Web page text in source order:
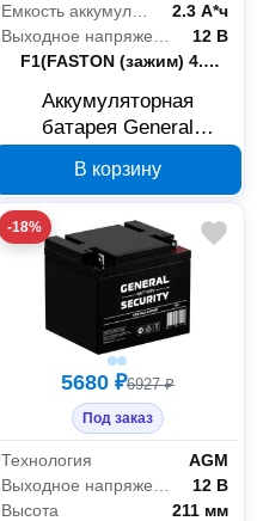
Емкость аккумулятора
2.3 А*ч
Выходное напряжение
12 В
Тип клемм
F1(FASTON (зажим) 4.75 мм)
Аккумуляторная
батарея General
2.3 Ач
В корзину
-18%
5680 ₽6927 ₽
Под заказ
Технология
AGM
12 В
Высота
211 мм